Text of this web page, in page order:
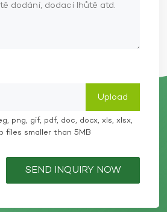
png, gif, pdf, doc, docx, xls, xlsx,
files smaller than 5MB
SEND INQUIRY NOW